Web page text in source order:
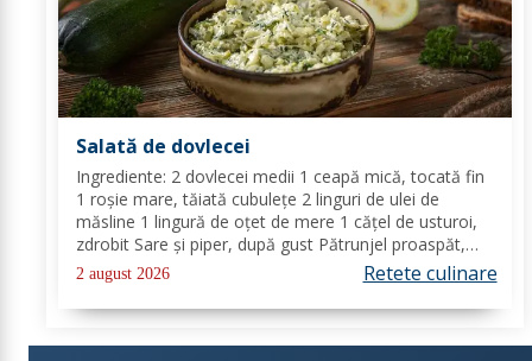
Salată de dovlecei
Ingrediente: 2 dovlecei medii 1 ceapă mică, tocată fin
1 roșie mare, tăiată cubulețe 2 linguri de ulei de
măsline 1 lingură de oțet de mere 1 cățel de usturoi,
zdrobit Sare și piper, după gust Pătrunjel proaspăt,
tocat pentru decor (opțional) Mod de preparare: Taie
dovleceii în rondele subțiri sau...
2 august 2026 Retete culinare